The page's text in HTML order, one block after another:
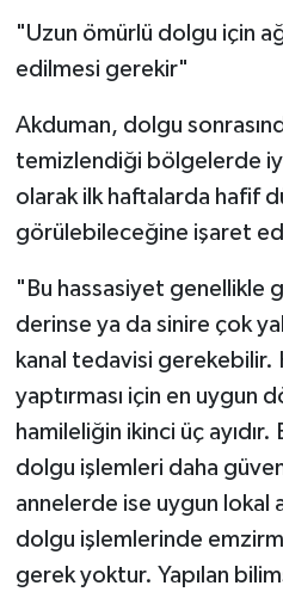
"Uzun ömürlü dolgu için
edilmesi gerekir"
Akduman, dolgu
temizlendiği bölgelerde
olarak ilk haftalarda hafif
görülebileceğine işaret
"Bu hassasiyet genellikle
derinse ya da sinire çok
kanal tedavisi
yaptırması için en uygun
hamileliğin ikinci üç
dolgu işlemleri daha
annelerde ise uygun lokal
dolgu işlemlerinde
gerek yoktur. Yapılan